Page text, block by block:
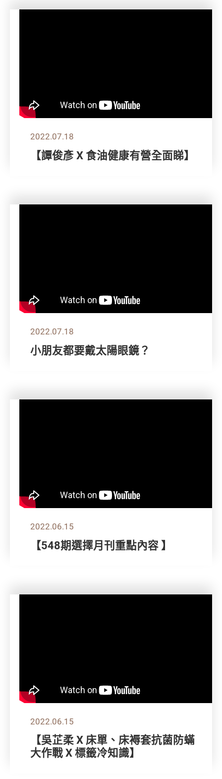
2022.07.18
【譚俊彥 X 食油健康有營全面睇】
2022.07.18
小朋友都要戴太陽眼鏡？
2022.06.15
【548期選擇月刊重點內容 】
2022.06.15
【吳芷柔 X 床單、床褥套抗菌防蟎
大作戰 X 標籤冷知識】